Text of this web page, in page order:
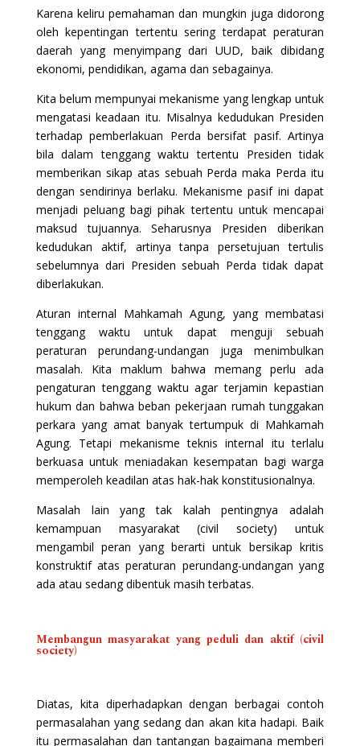
Karena keliru pemahaman dan mungkin juga didorong
oleh kepentingan tertentu sering terdapat peraturan
daerah yang menyimpang dari UUD, baik dibidang
ekonomi, pendidikan, agama dan sebagainya.
Kita belum mempunyai mekanisme yang lengkap untuk
mengatasi keadaan itu. Misalnya kedudukan Presiden
terhadap pemberlakuan Perda bersifat pasif. Artinya
bila dalam tenggang waktu tertentu Presiden tidak
memberikan sikap atas sebuah Perda maka Perda itu
dengan sendirinya berlaku. Mekanisme pasif ini dapat
menjadi peluang bagi pihak tertentu untuk mencapai
maksud tujuannya. Seharusnya Presiden diberikan
kedudukan aktif, artinya tanpa persetujuan tertulis
sebelumnya dari Presiden sebuah Perda tidak dapat
diberlakukan.
Aturan internal Mahkamah Agung, yang membatasi
tenggang waktu untuk dapat menguji sebuah
peraturan perundang-undangan juga menimbulkan
masalah. Kita maklum bahwa memang perlu ada
pengaturan tenggang waktu agar terjamin kepastian
hukum dan bahwa beban pekerjaan rumah tunggakan
perkara yang amat banyak tertumpuk di Mahkamah
Agung. Tetapi mekanisme teknis internal itu terlalu
berkuasa untuk meniadakan kesempatan bagi warga
memperoleh keadilan atas hak-hak konstitusionalnya.
Masalah lain yang tak kalah pentingnya adalah
kemampuan masyarakat (civil society) untuk
mengambil peran yang berarti untuk bersikap kritis
konstruktif atas peraturan perundang-undangan yang
ada atau sedang dibentuk masih terbatas.
Membangun masyarakat yang peduli dan aktif (civil
society)
Diatas, kita diperhadapkan dengan berbagai contoh
permasalahan yang sedang dan akan kita hadapi. Baik
itu permasalahan dan tantangan bagaimana memberi